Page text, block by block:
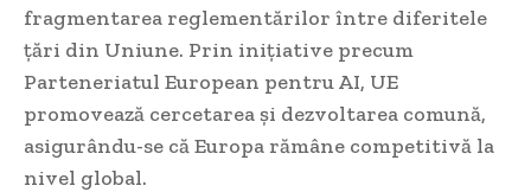
fragmentarea reglementărilor între diferitele
țări din Uniune. Prin inițiative precum
Parteneriatul European pentru AI, UE
promovează cercetarea și dezvoltarea comună,
asigurându-se că Europa rămâne competitivă la
nivel global.